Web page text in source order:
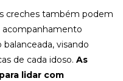
creches também podem
acompanhamento
visando
de cada idoso. As
lidar com